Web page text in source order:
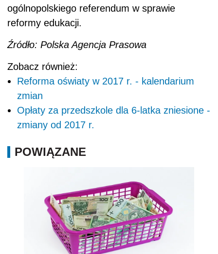
ogólnopolskiego referendum w sprawie
reformy edukacji.
Źródło: Polska Agencja Prasowa
Zobacz również:
Reforma oświaty w 2017 r. - kalendarium
zmian
Opłaty za przedszkole dla 6-latka zniesione -
zmiany od 2017 r.
POWIĄZANE